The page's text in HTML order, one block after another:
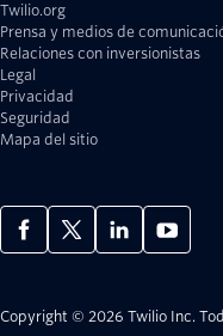
Twilio.org
Prensa y medios de
Relaciones con inversionistas
Legal
Privacidad
Seguridad
Mapa del sitio
Copyright © 2026 Twilio Inc.